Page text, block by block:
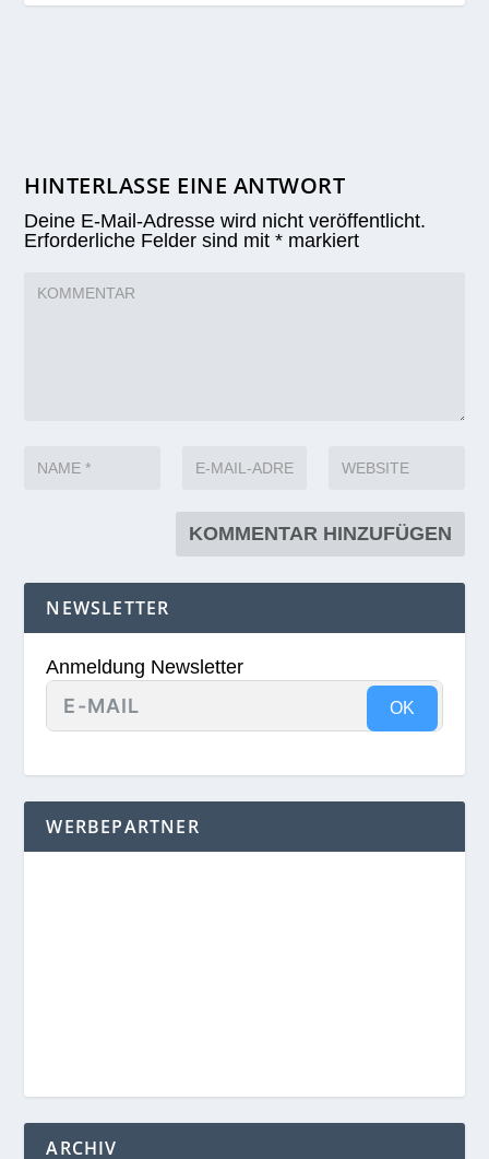
HINTERLASSE EINE ANTWORT
Deine E-Mail-Adresse wird nicht veröffentlicht.
Erforderliche Felder sind mit* markiert
NEWSLETTER
Anmeldung Newsletter
OK
WERBEPARTNER
ARCHIV